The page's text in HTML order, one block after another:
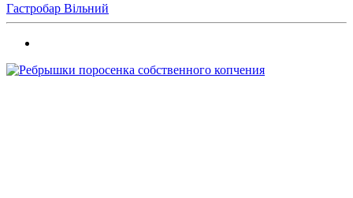
Гастробар Вільний